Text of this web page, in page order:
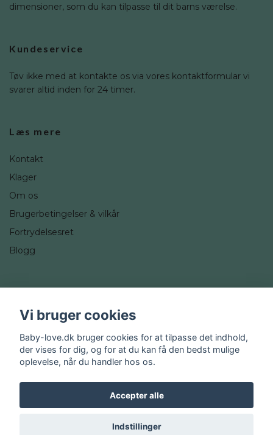
dimensioner, som du kan tilpasse til dit barns værelse.
Kundeservice
Tøv ikke med at kontakte os via vores kontaktformular vi
svarer altid inden for 24 timer.
Læs mere
Kontakt
Klager
Om os
Brugerbetingelser & vilkår
Fortrydelsesret
Blogg
Instagram
© 2026 Baby-love.dk
Vi bruger cookies
Baby-love.dk bruger cookies for at tilpasse det indhold,
der vises for dig, og for at du kan få den bedst mulige
oplevelse, når du handler hos os.
Accepter alle
Indstillinger